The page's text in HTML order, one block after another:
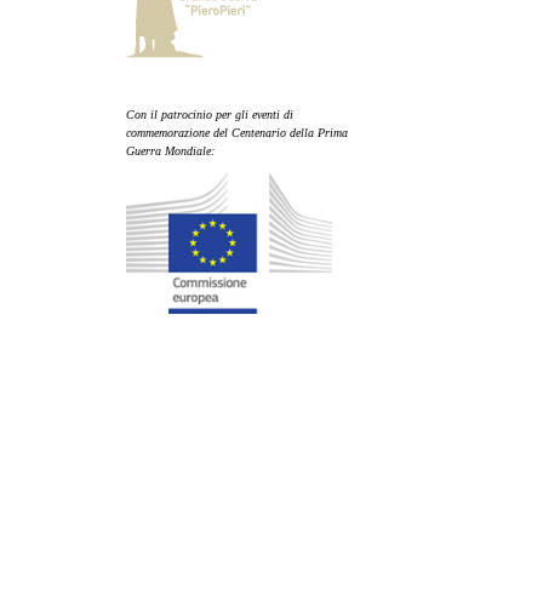
Con il patrocinio per gli eventi di
commemorazione del Centenario della Prima
Guerra Mondiale: